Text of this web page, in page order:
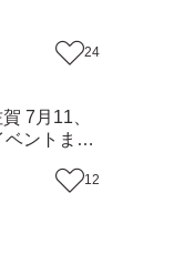
24
7月11、
ントまと
12